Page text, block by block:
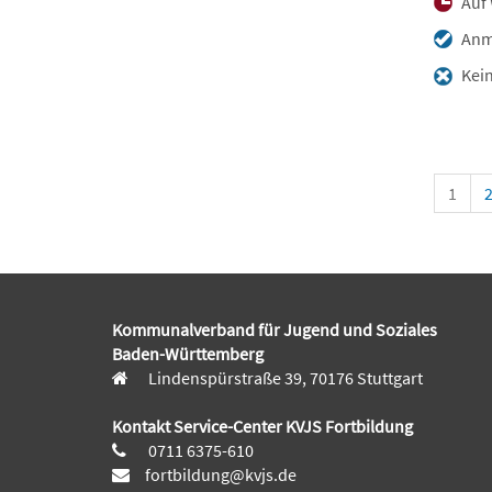
1 2
Kommunalverband für Jugend und Soziales
Baden-Württemberg
Lindenspürstraße 39, 70176 Stuttgart
Kontakt Service-Center KVJS Fortbildung
0711 6375-610
fortbildung@kvjs.de